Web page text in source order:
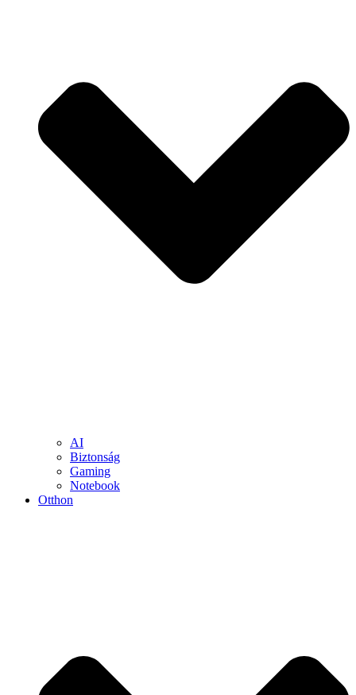
AI
Biztonság
Gaming
Notebook
Otthon